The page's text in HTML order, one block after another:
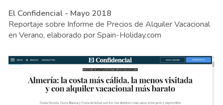
El Confidencial - Mayo 2018
Reportaje sobre Informe de Precios de Alquiler Vacacional
en Verano, elaborado por Spain-Holiday.com